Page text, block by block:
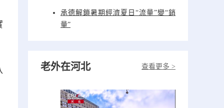
承德解鎖暑期經濟夏日“流量”變“銷
量”
查看更多 >
老外在河北